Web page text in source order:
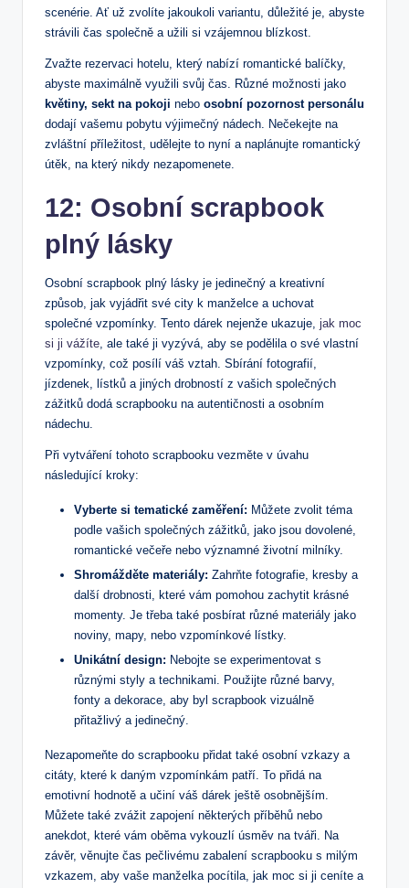
scenérie. Ať už‍ zvolíte jakoukoli variantu, důležité je, abyste
strávili čas společně a užili si‌ vzájemnou blízkost.
Zvažte rezervaci ⁣hotelu, který nabízí romantické balíčky,
abyste maximálně využili svůj čas. Různé možnosti jako
květiny, ​sekt na pokoji nebo osobní ⁤pozornost personálu
​dodají vašemu pobytu výjimečný nádech. Nečekejte ⁤na
zvláštní příležitost, udělejte to nyní a naplánujte⁣ romantický
útěk, na ‌který ⁤nikdy nezapomenete.
12: Osobní scrapbook
plný lásky
Osobní scrapbook plný lásky je​ jedinečný ‍a⁤ kreativní
způsob, jak vyjádřit své city k manželce a‍ uchovat
společné vzpomínky. Tento ⁢dárek nejenže‍ ukazuje, jak moc
si ji vážíte , ale také‌ ji vyzývá, aby se podělila o ‍své vlastní
‌vzpomínky, což posílí váš vztah. Sbírání fotografií,
jízdenek, ‍lístků ⁢a jiných drobností z vašich společných
zážitků⁤ dodá ⁢scrapbooku na ⁣autentičnosti⁤ a​ osobním
nádechu.
Při vytváření ‍tohoto ​scrapbooku vezměte v úvahu⁤
následující kroky:
Vyberte si​ tematické zaměření: Můžete zvolit téma
⁣podle vašich společných zážitků, jako jsou dovolené,
romantické večeře nebo významné životní milníky.
Shromážděte materiály: Zahrňte fotografie, kresby a
další drobnosti, které vám pomohou zachytit krásné
momenty. Je třeba také posbírat ​různé materiály jako
noviny, mapy, nebo vzpomínkové ⁢lístky.
Unikátní design: Nebojte se experimentovat s‍
různými styly a technikami. Použijte různé barvy,
fonty a dekorace, aby byl scrapbook vizuálně
přitažlivý a jedinečný.
Nezapomeňte⁢ do scrapbooku přidat také osobní vzkazy a
citáty, které k daným ‍vzpomínkám patří. To‍ přidá na
emotivní ⁣hodnotě a učiní váš ​dárek ještě ⁣osobnějším.
Můžete ⁤také zvážit zapojení některých příběhů nebo
anekdot, které vám oběma vykouzlí úsměv na tváři. ⁣Na
závěr, ‌věnujte⁤ čas pečlivému zabalení⁤ scrapbooku s milým
vzkazem, aby⁣ vaše manželka pocítila,⁤ jak moc si ‍ji ceníte a